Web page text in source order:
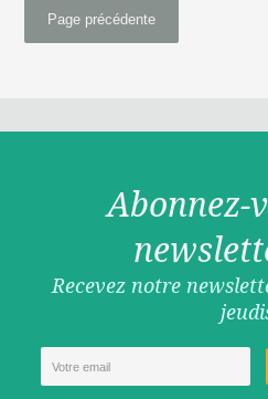
Page précédente
Abonnez-
Recevez notre